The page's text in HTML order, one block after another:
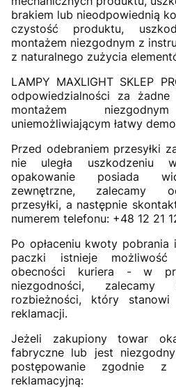
brakiem lub nieodpowiednią
czystość produktu,
montażem niezgodnym z
z naturalnego zużycia
LAMPY MAXLIGHT SKLEP
odpowiedzialności za
montażem
uniemożliwiającym łatwy
Przed odebraniem przesyłki
nie uległa uszkodzeniu
opakowanie posiada
zewnętrzne, zalecamy
przesyłki, a następnie
numerem telefonu: +48 12 21
Po opłaceniu kwoty
paczki istnieje
obecności kuriera - w
niezgodności, zalecamy
rozbieżności, który stanowi
reklamacji.
Jeżeli zakupiony towar
fabryczne lub jest
postępowanie zgodnie z
reklamacyjną: